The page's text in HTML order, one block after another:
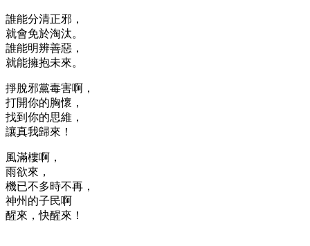
誰能分清正邪，
就會免於淘汰。
誰能明辨善惡，
就能擁抱未來。
掙脫邪黨毒害啊，
打開你的胸懷，
找到你的思維，
讓真我歸來！
風滿樓啊，
雨欲來，
機已不多時不再，
神州的子民啊
醒來，快醒來！